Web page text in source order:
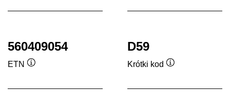
560409054
ETN
D59
Krótki kod